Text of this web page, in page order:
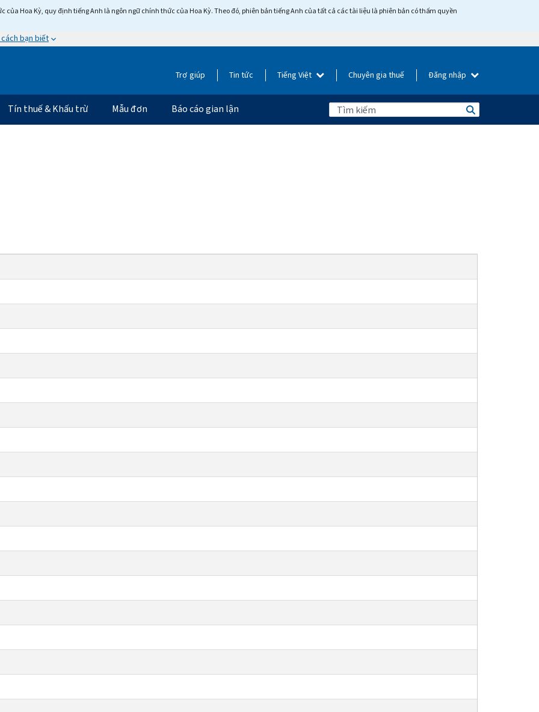
của Hoa Kỳ, quy định tiếng Anh là ngôn ngữ chính thức của Hoa Kỳ. Theo đó, phiên bản tiếng Anh của tất cả các tài liệu là phiên bản có thẩm quyền
bạn biết
Trợ giúp Tin tức Tiếng Việt Chuyên gia thuế Đăng nhập
Tín thuế & Khấu trừ Mẫu đơn Báo cáo gian lận